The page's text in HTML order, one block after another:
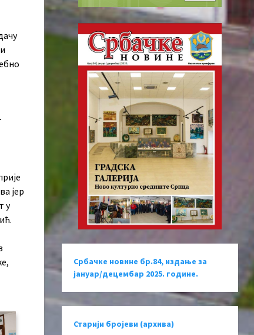
јер
у
Србачке новине бр.84, издање за
јануар/децембар 2025. године.
Старији бројеви (архива)